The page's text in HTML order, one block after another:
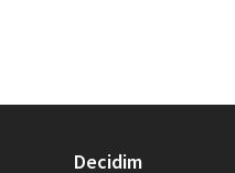
Decidim